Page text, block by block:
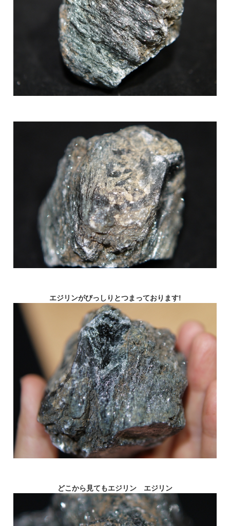
エジリンがびっしりとつまっております!
どこから見てもエジリン エジリン